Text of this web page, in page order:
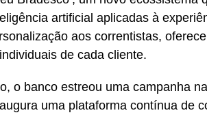
artificial aplicadas à
aos correntistas,
de cada cliente.
o banco estreou uma campanha
uma plataforma contínua de